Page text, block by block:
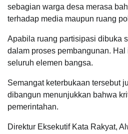
sebagian warga desa merasa
terhadap media maupun ruang
Apabila ruang partisipasi dibuka
dalam proses pembangunan.
seluruh elemen bangsa.
Semangat keterbukaan tersebut
dibangun menunjukkan bahwa
pemerintahan.
Direktur Eksekutif Kata Rakyat,